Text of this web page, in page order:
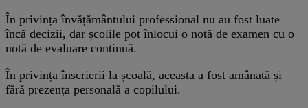
În privința învățământului professional nu au fost luate
încă decizii, dar școlile pot înlocui o notă de examen cu o
notă de evaluare continuă.
În privința înscrierii la școală, aceasta a fost amânată și
fără prezența personală a copilului.